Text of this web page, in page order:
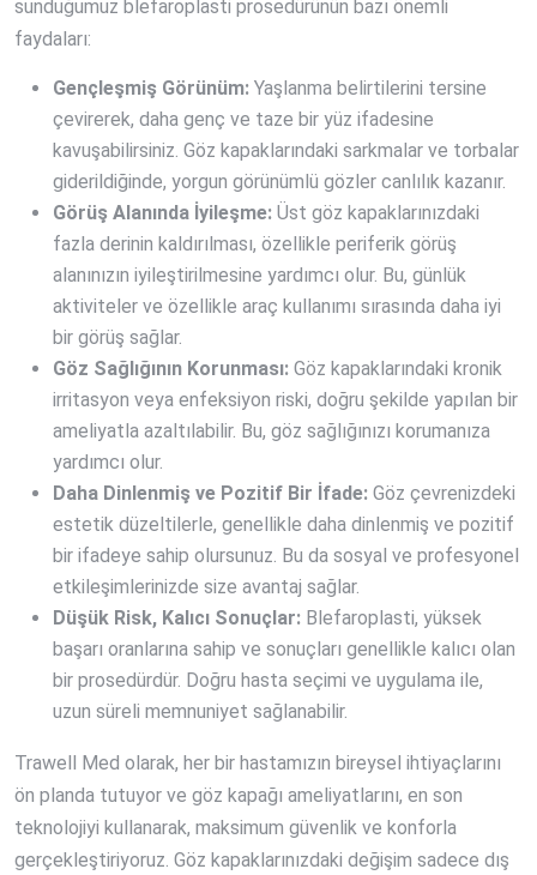
sunduğumuz blefaroplasti prosedürünün bazı önemli
faydaları:
Gençleşmiş Görünüm: Yaşlanma belirtilerini tersine
çevirerek, daha genç ve taze bir yüz ifadesine
kavuşabilirsiniz. Göz kapaklarındaki sarkmalar ve torbalar
giderildiğinde, yorgun görünümlü gözler canlılık kazanır.
Görüş Alanında İyileşme: Üst göz kapaklarınızdaki
fazla derinin kaldırılması, özellikle periferik görüş
alanınızın iyileştirilmesine yardımcı olur. Bu, günlük
aktiviteler ve özellikle araç kullanımı sırasında daha iyi
bir görüş sağlar.
Göz Sağlığının Korunması: Göz kapaklarındaki kronik
irritasyon veya enfeksiyon riski, doğru şekilde yapılan bir
ameliyatla azaltılabilir. Bu, göz sağlığınızı korumanıza
yardımcı olur.
Daha Dinlenmiş ve Pozitif Bir İfade: Göz çevrenizdeki
estetik düzeltilerle, genellikle daha dinlenmiş ve pozitif
bir ifadeye sahip olursunuz. Bu da sosyal ve profesyonel
etkileşimlerinizde size avantaj sağlar.
Düşük Risk, Kalıcı Sonuçlar: Blefaroplasti, yüksek
başarı oranlarına sahip ve sonuçları genellikle kalıcı olan
bir prosedürdür. Doğru hasta seçimi ve uygulama ile,
uzun süreli memnuniyet sağlanabilir.
Trawell Med olarak, her bir hastamızın bireysel ihtiyaçlarını
ön planda tutuyor ve göz kapağı ameliyatlarını, en son
teknolojiyi kullanarak, maksimum güvenlik ve konforla
gerçekleştiriyoruz. Göz kapaklarınızdaki değişim sadece dış